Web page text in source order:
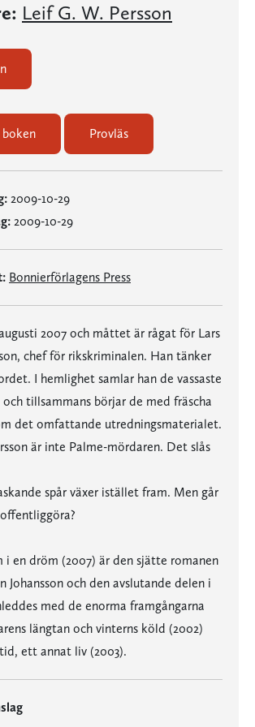
Leif G. W. Persson
boken Provläs
2009-10-29
2009-10-29
Bonnierförlagens Press
2007 och måttet är rågat för Lars
chef för rikskriminalen. Han tänker
I hemlighet samlar han de vassaste
tillsammans börjar de med fräscha
det omfattande utredningsmaterialet.
är inte Palme-mördaren. Det slås
spår växer istället fram. Men går
i en dröm (2007) är den sjätte romanen
Johansson och den avslutande delen i
med de enorma framgångarna
längtan och vinterns köld (2002)
ett annat liv (2003).